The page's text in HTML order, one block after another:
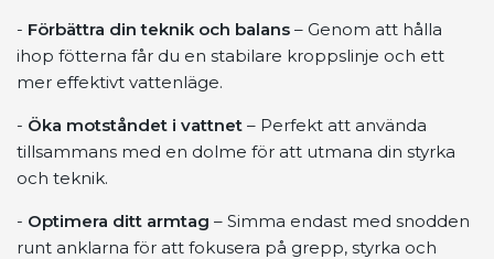
- Förbättra din teknik och balans – Genom att hålla
ihop fötterna får du en stabilare kroppslinje och ett
mer effektivt vattenläge.
- Öka motståndet i vattnet – Perfekt att använda
tillsammans med en dolme för att utmana din styrka
och teknik.
- Optimera ditt armtag – Simma endast med snodden
runt anklarna för att fokusera på grepp, styrka och